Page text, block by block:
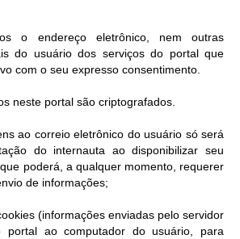
o endereço eletrônico, nem outras
do usuário dos serviços do portal que
com o seu expresso consentimento.
neste portal são criptografados.
ao correio eletrônico do usuário só será
do internauta ao disponibilizar seu
poderá, a qualquer momento, requerer
de informações;
(informações enviadas pelo servidor
portal ao computador do usuário, para